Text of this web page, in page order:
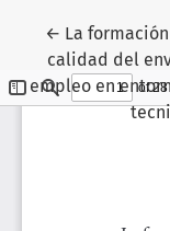
← Volver a los
La
calidad del
empleo en